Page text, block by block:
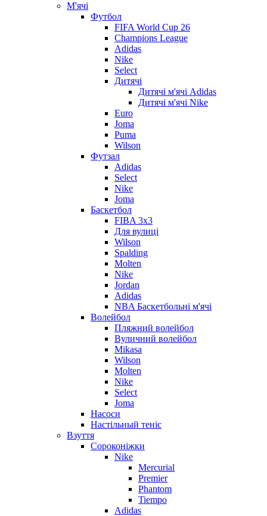
М'ячі
Футбол
FIFA World Cup 26
Champions League
Adidas
Nike
Select
Дитячі
Дитячі м'ячі Adidas
Дитячі м'ячі Nike
Euro
Joma
Puma
Wilson
Футзал
Adidas
Select
Nike
Joma
Баскетбол
FIBA 3x3
Для вулиці
Wilson
Spalding
Molten
Nike
Jordan
Adidas
NBA Баскетбольні м'ячі
Волейбол
Пляжний волейбол
Вуличний волейбол
Mikasa
Wilson
Molten
Nike
Select
Joma
Насоси
Настільный теніс
Взуття
Сороконіжки
Nike
Mercurial
Premier
Phantom
Tiempo
Adidas